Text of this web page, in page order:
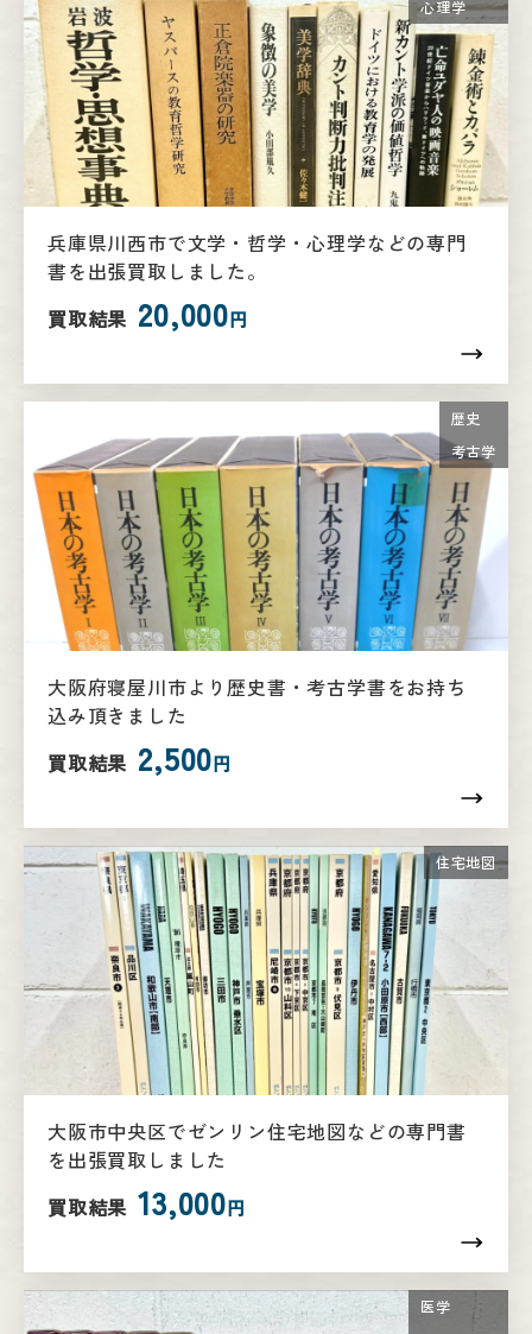
心理学
兵庫県川西市で文学・哲学・心理学などの専門
書を出張買取しました。
買取結果 20,000円
歴史
考古学
大阪府寝屋川市より歴史書・考古学書をお持ち
込み頂きました
買取結果 2,500円
住宅地図
大阪市中央区でゼンリン住宅地図などの専門書
を出張買取しました
買取結果 13,000円
医学